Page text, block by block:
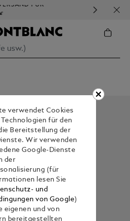
FÜR
verwendet Cookies
Technologien für den
Bereitstellung der
Wir verwenden
Google-Dienste
der
(für
lesen Sie
und
von Google)
eigenen und von
bereitgestellten